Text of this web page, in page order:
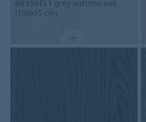
60356FL1 grey autumn oak
(100x15 cm)